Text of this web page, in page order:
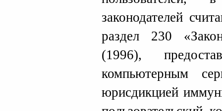
законодателей
раздел 230
(1996),
компьютерным
юрисдикцией